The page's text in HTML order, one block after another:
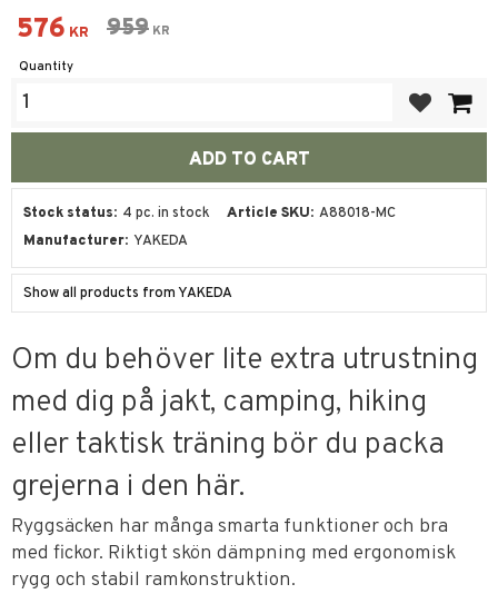
Reduced price:
576 KR Original price:
959 KR
Quantity
Stock status 4 pc. in stock Article SKU A88018-MC
Manufacturer YAKEDA
Show all products from YAKEDA
Om du behöver lite extra utrustning
med dig på jakt, camping, hiking
eller taktisk träning bör du packa
grejerna i den här.
Ryggsäcken har många smarta funktioner och bra
med fickor. Riktigt skön dämpning med ergonomisk
rygg och stabil ramkonstruktion.